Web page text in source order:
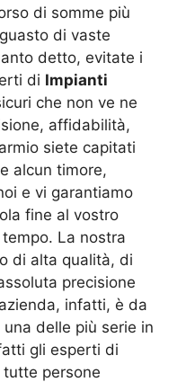
di somme più
di vaste
detto, evitate i
di Impianti
che non ve ne
affidabilità,
siete capitati
alcun timore,
e vi garantiamo
fine al vostro
La nostra
di alta qualità, di
precisione
infatti, è da
delle più serie in
gli esperti di
tutte persone